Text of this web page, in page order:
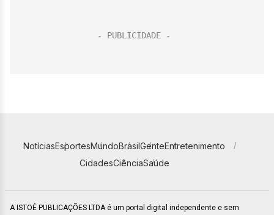
NotíciasEsportesMundoBrasilGenteEntretenimento
CidadesCiênciaSaúde
A ISTOÉ PUBLICAÇÕES LTDA é um portal digital independente e sem